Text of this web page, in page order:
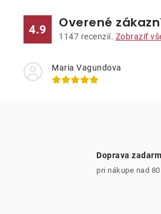
4.9 Overené
1147 recenzií. Zobraziť
Maria Vagundova
Doprava
pri nákupe nad